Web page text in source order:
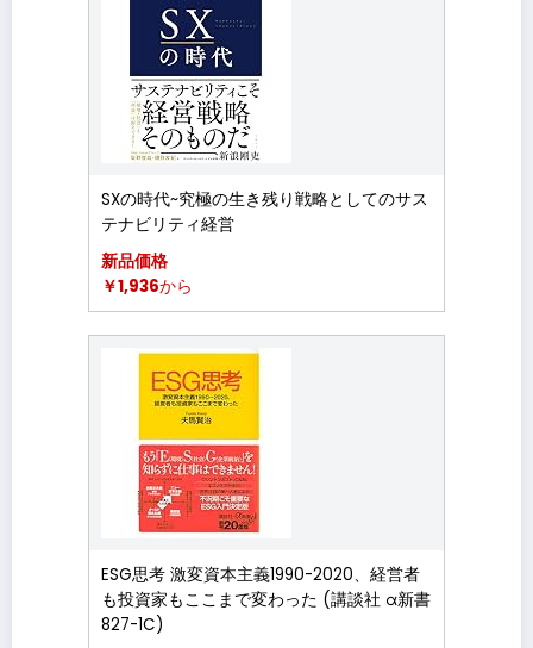
SXの時代~究極の生き残り戦略としてのサス
テナビリティ経営
新品価格
￥1,936から
ESG思考 激変資本主義1990-2020、経営者
も投資家もここまで変わった (講談社 α新書
827-1C)